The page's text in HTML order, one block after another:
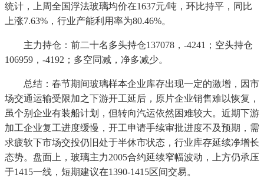
统计，上周全国浮法玻璃均价在1637元/吨，环比持平，同比
上涨7.63%，行业产能利用率为80.46%。
主力持仓：前二十名多头持仓137078，-4241；空头持仓
106959，-4192；多空同减，净多减少。
总结：春节期间玻璃样本企业库存出现一定的激增，因市
场交通运输受限加之下游开工延后，原片企业销售难以恢复，
虽个别企业有装船计划，但转向汽运依然困难较大。近期下游
加工企业复工进度缓慢，开工申请手续审批进度不及预期，需
求疲软下市场交投仍旧处于半休市状态，行业库存延续净增长
态势。盘面上，玻璃主力2005合约延续窄幅波动，上方仍承压
于1415一线，短期建议在1390-1415区间交易。